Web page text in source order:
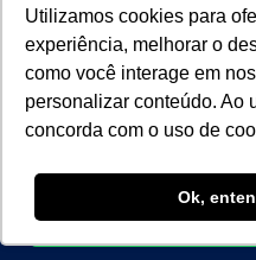
Utilizamos cookies para
experiência, melhorar o
como você interage em
personalizar conteúdo. Ao
concorda com o uso de
Ok,
ENTRE EM
Super Visão Perícias e
Todos os